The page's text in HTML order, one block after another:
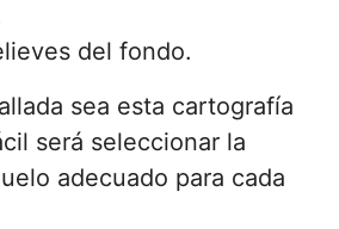
del fondo.
sea esta cartografía
será seleccionar la
adecuado para cada